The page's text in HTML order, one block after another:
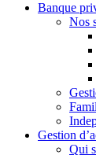
Banque
Nos
Gestion
Qui